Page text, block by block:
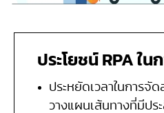
ประโยชน์ RPA ใน
ประหยัดเวลาในการจั
วางแผนเส้นทางที่มีปร